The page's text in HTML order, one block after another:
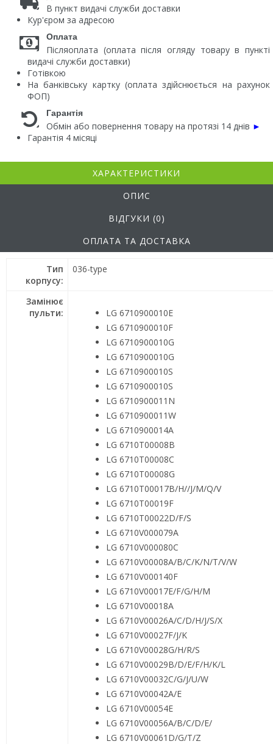
В пункт видачі служби доставки
Кур'єром за адресою
Оплата
Післяоплата (оплата після огляду товару в пункті
видачі служби доставки)
Готівкою
На банківську картку (оплата здійснюється на рахунок
ФОП)
Гарантія
Обмін або повернення товару на протязі 14 днів ►
Гарантія 4 місяці
ХАРАКТЕРИСТИКИ
ОПИС
ВІДГУКИ (0)
ОПЛАТА ТА ДОСТАВКА
Тип
корпусу:
036-type
Замінює
пульти:
LG 6710900010E
LG 6710900010F
LG 6710900010G
LG 6710900010G
LG 6710900010S
LG 6710900010S
LG 6710900011N
LG 6710900011W
LG 6710900014A
LG 6710T00008B
LG 6710T00008C
LG 6710T00008G
LG 6710T00017B/H//J/M/Q/V
LG 6710T00019F
LG 6710T00022D/F/S
LG 6710V000079A
LG 6710V000080C
LG 6710V00008A/B/C/K/N/T/V/W
LG 6710V000140F
LG 6710V00017E/F/G/H/M
LG 6710V00018A
LG 6710V00026A/C/D/H/J/S/X
LG 6710V00027F/J/K
LG 6710V00028G/H/R/S
LG 6710V00029B/D/E/F/H/K/L
LG 6710V00032C/G/J/U/W
LG 6710V00042A/E
LG 6710V00054E
LG 6710V00056A/B/C/D/E/
LG 6710V00061D/G/T/Z